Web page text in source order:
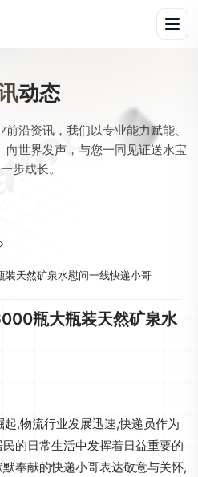
动态
沿资讯，我们以专业能力赋能、
向世界发声，与您一同见证送水宝
步成长。
天然矿泉水慰问一线快递小哥
瓶大瓶装天然矿泉水
,物流行业发展迅速,快递员作为
的日常生活中发挥着日益重要的
奉献的快递小哥表达敬意与关怀,